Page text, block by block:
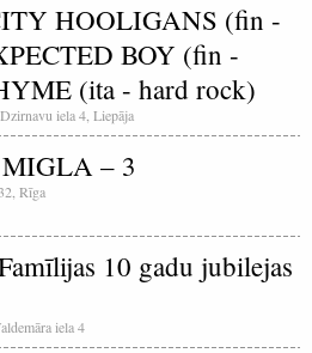
HOOLIGANS (fin -
BOY (fin -
(ita - hard rock)
, Dzirnavu iela 4, Liepāja
– 3
Rīga
10 gadu jubilejas
iela 4